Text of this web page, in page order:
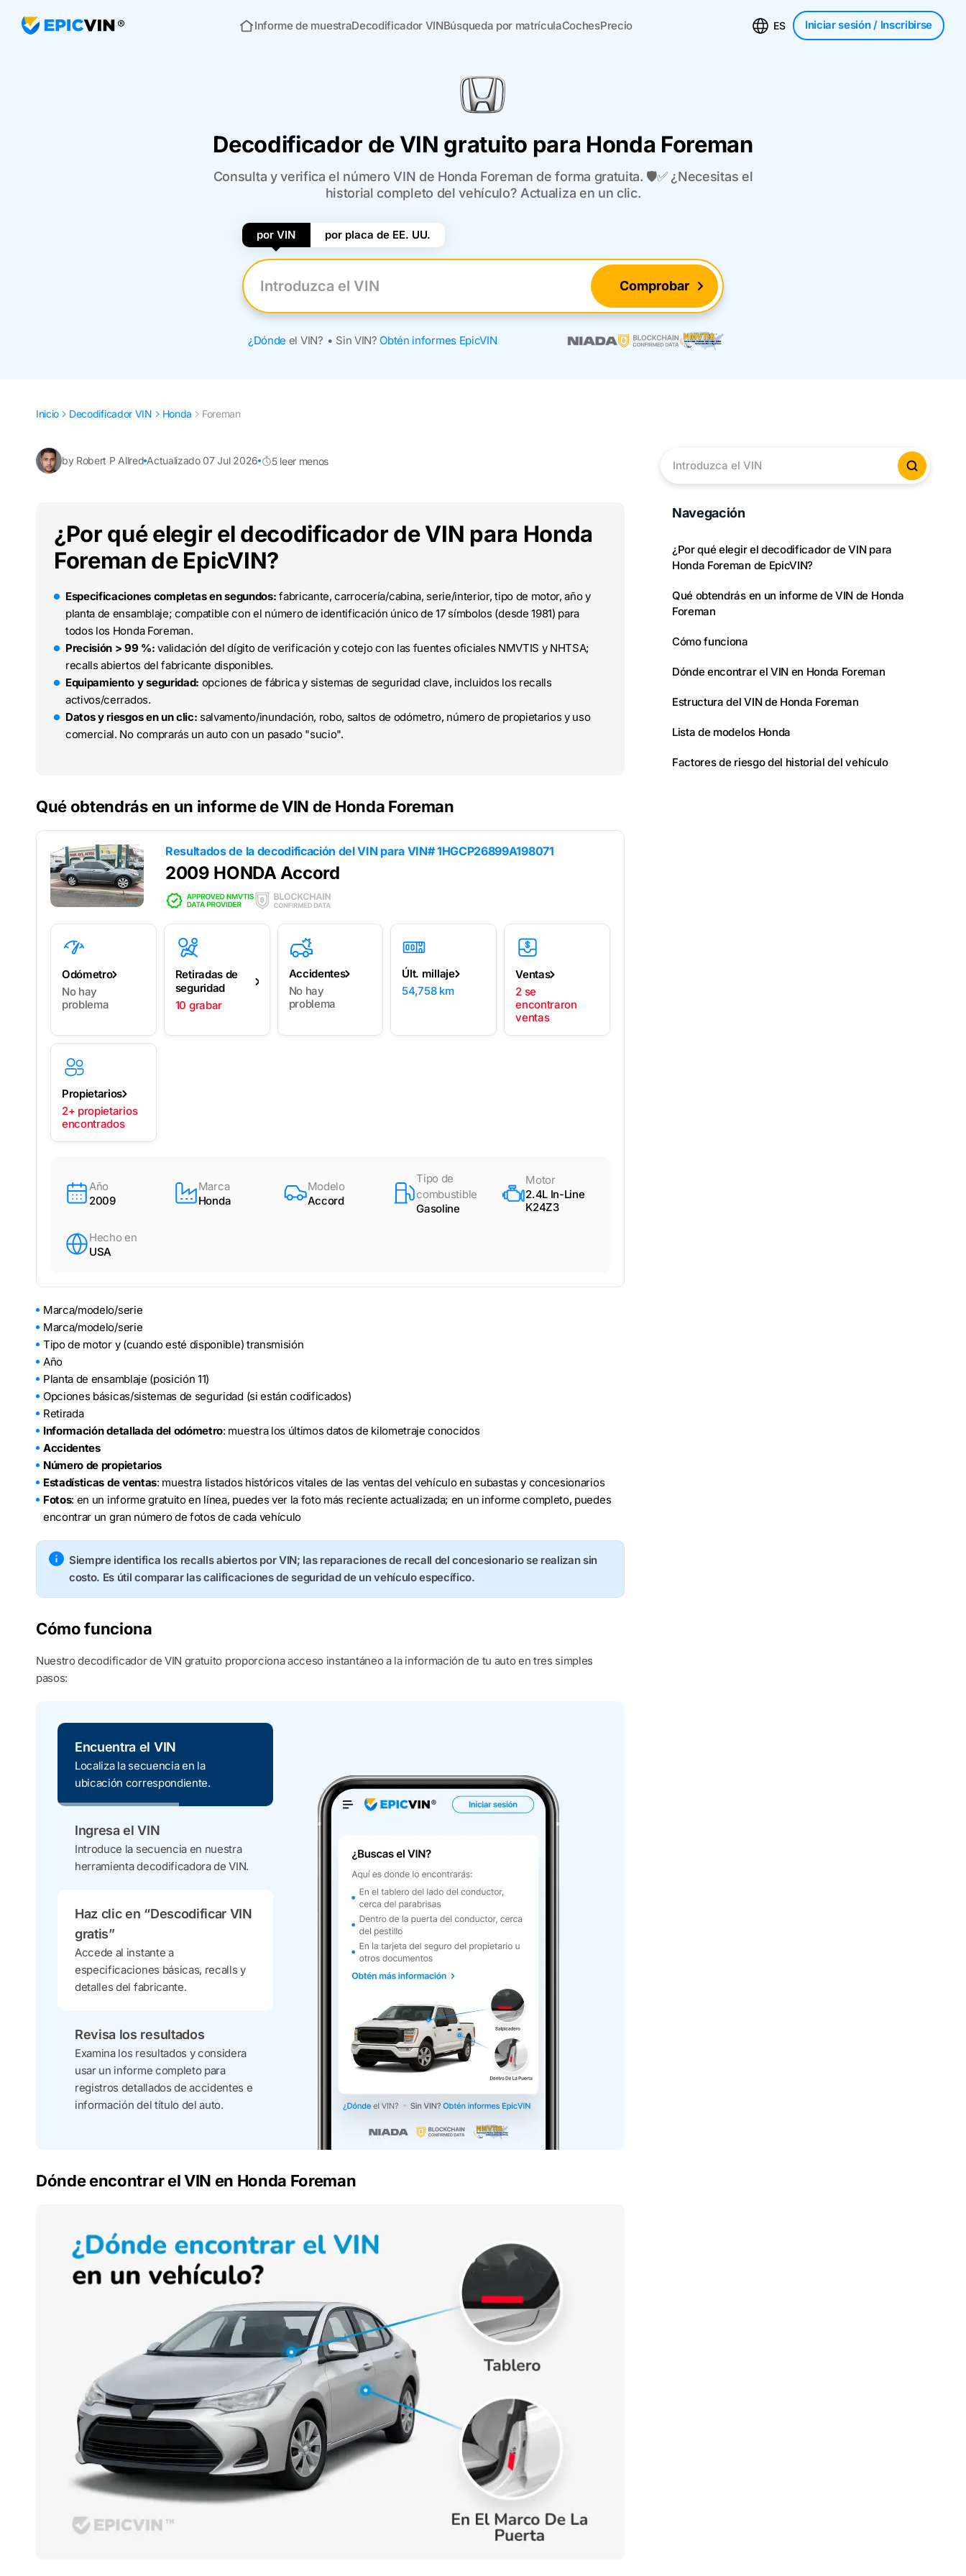
InicioInforme de muestraDecodificador VINBúsqueda por matrículaCochesPrecio ES Iniciar sesión/ Inscribirse
Decodificador de VIN gratuito para Honda Foreman
Consulta y verifica el número VIN de Honda Foreman de forma gratuita. 🛡️✅ ¿Necesitas el
historial completo del vehículo? Actualiza en un clic.
por VIN por placa de EE. UU.
Introduzca el VIN Comprobar
¿Dónde el VIN? • Sin VIN? Obtén informes EpicVIN
Inicio Decodificador VIN Honda Foreman
by Robert P Allred Actualizado 07 Jul 2026 5 leer menos
¿Por qué elegir el decodificador de VIN para Honda
Foreman de EpicVIN?
Especificaciones completas en segundos: fabricante, carrocería/cabina, serie/interior, tipo de motor, año y
planta de ensamblaje; compatible con el número de identificación único de 17 símbolos (desde 1981) para
todos los Honda Foreman.
Precisión > 99 %: validación del dígito de verificación y cotejo con las fuentes oficiales NMVTIS y NHTSA;
recalls abiertos del fabricante disponibles.
Equipamiento y seguridad: opciones de fábrica y sistemas de seguridad clave, incluidos los recalls
activos/cerrados.
Datos y riesgos en un clic: salvamento/inundación, robo, saltos de odómetro, número de propietarios y uso
comercial. No comprarás un auto con un pasado "sucio".
Qué obtendrás en un informe de VIN de Honda Foreman
Resultados de la decodificación del VIN paraVIN# 1HGCP26899A198071
2009 HONDA Accord
Odómetro
No hay
problema
Retiradas de
seguridad
10 grabar
Accidentes
No hay
problema
Últ. millaje
54,758 km
Ventas
2 se
encontraron
ventas
Propietarios
2+ propietarios
encontrados
Año
2009
Marca
Honda
Modelo
Accord
Tipo de
combustible
Gasoline
Motor
2.4L In-Line
K24Z3
Hecho en
USA
Marca/modelo/serie
Marca/modelo/serie
Tipo de motor y (cuando esté disponible) transmisión
Año
Planta de ensamblaje (posición 11)
Opciones básicas/sistemas de seguridad (si están codificados)
Retirada
Información detallada del odómetro: muestra los últimos datos de kilometraje conocidos
Accidentes
Número de propietarios
Estadísticas de ventas: muestra listados históricos vitales de las ventas del vehículo en subastas y concesionarios
Fotos: en un informe gratuito en línea, puedes ver la foto más reciente actualizada; en un informe completo, puedes
encontrar un gran número de fotos de cada vehículo
Siempre identifica los recalls abiertos por VIN; las reparaciones de recall del concesionario se realizan sin
costo. Es útil comparar las calificaciones de seguridad de un vehículo específico.
Cómo funciona
Nuestro decodificador de VIN gratuito proporciona acceso instantáneo a la información de tu auto en tres simples
pasos:
Encuentra el VIN
Localiza la secuencia en la
ubicación correspondiente.
Ingresa el VIN
Introduce la secuencia en nuestra
herramienta decodificadora de VIN.
Haz clic en “Descodificar VIN
gratis”
Accede al instante a
especificaciones básicas, recalls y
detalles del fabricante.
Revisa los resultados
Examina los resultados y considera
usar un informe completo para
registros detallados de accidentes e
información del título del auto.
Dónde encontrar el VIN en Honda Foreman
Introduzca el VIN Verificar
Navegación
¿Por qué elegir el decodificador de VIN para
Honda Foreman de EpicVIN?
Qué obtendrás en un informe de VIN de Honda
Foreman
Cómo funciona
Dónde encontrar el VIN en Honda Foreman
Estructura del VIN de Honda Foreman
Lista de modelos Honda
Factores de riesgo del historial del vehículo